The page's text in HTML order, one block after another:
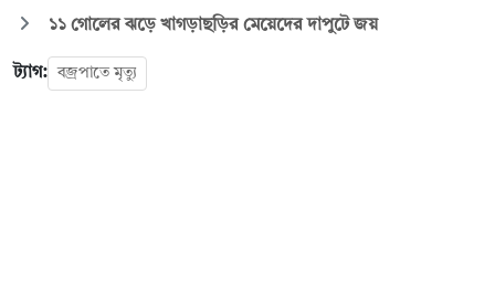
১১ গোলের ঝড়ে খাগড়াছড়ির মেয়েদের দাপুটে জয়
ট্যাগ: বজ্রপাতে মৃত্যু